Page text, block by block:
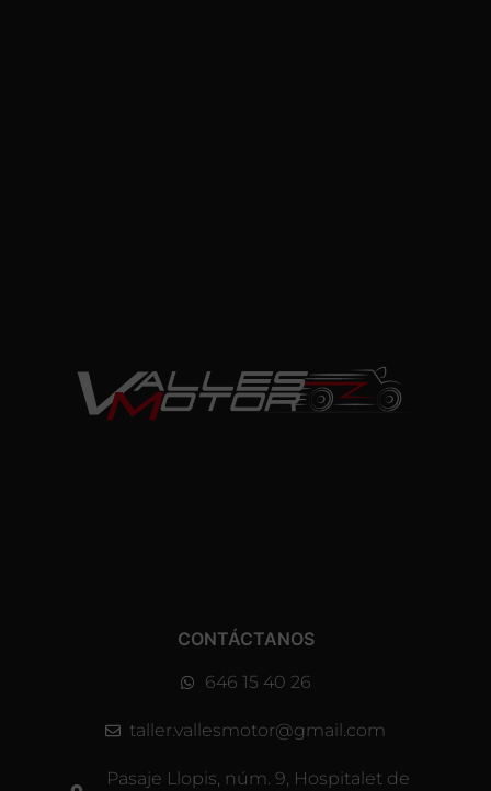
CONTÁCTANOS
646 15 40 26
taller.vallesmotor@gmail.com
Pasaje Llopis, núm. 9, Hospitalet de